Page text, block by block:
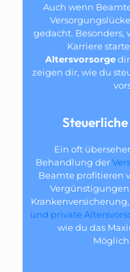
Auch wenn
gedacht.
Karriere
Altersvorsorgedir
zeigen dir, wie du
Ein oft
Behandlung der
Beamte profitieren
Krankenversicherung,
und private
wie du das